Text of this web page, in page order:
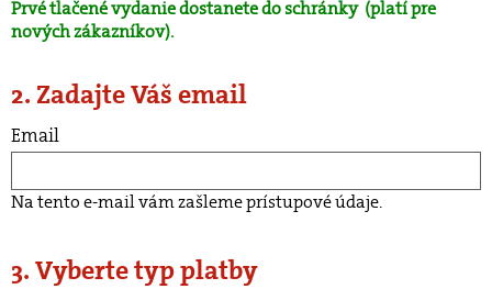
Prvé tlačené vydanie dostanete do schránky (platí pre
nových zákazníkov).
2. Zadajte Váš email
Email
Na tento e-mail vám zašleme prístupové údaje.
3. Vyberte typ platby